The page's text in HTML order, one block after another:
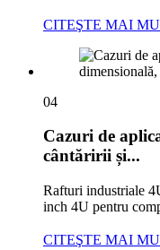
CITEŞTE MAI
04
Cazuri de
cântăririi și...
Rafturi industriale
inch 4U pentru
CITEŞTE MAI